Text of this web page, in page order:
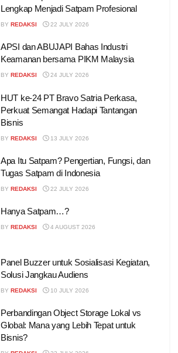
Lengkap Menjadi Satpam Profesional
BY REDAKSI 22 JULY 2026
APSI dan ABUJAPI Bahas Industri
Keamanan bersama PIKM Malaysia
BY REDAKSI 24 JULY 2026
HUT ke-24 PT Bravo Satria Perkasa,
Perkuat Semangat Hadapi Tantangan
Bisnis
BY REDAKSI 13 JULY 2026
Apa Itu Satpam? Pengertian, Fungsi, dan
Tugas Satpam di Indonesia
BY REDAKSI 22 JULY 2026
Hanya Satpam…?
BY REDAKSI 4 AUGUST 2026
Panel Buzzer untuk Sosialisasi Kegiatan,
Solusi Jangkau Audiens
BY REDAKSI 10 JULY 2026
Perbandingan Object Storage Lokal vs
Global: Mana yang Lebih Tepat untuk
Bisnis?